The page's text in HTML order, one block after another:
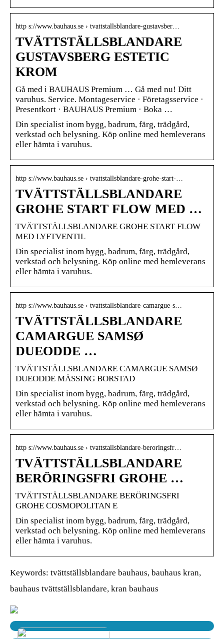
http s://www.bauhaus.se › tvattstallsblandare-gustavsber…
TVÄTTSTÄLLSBLANDARE
GUSTAVSBERG ESTETIC
KROM
Gå med i BAUHAUS Premium … Gå med nu! Ditt
varuhus. Service. Montageservice · Företagsservice ·
Presentkort · BAUHAUS Premium · Boka …
Din specialist inom bygg, badrum, färg, trädgård,
verkstad och belysning. Köp online med hemleverans
eller hämta i varuhus.
http s://www.bauhaus.se › tvattstallsblandare-grohe-start-…
TVÄTTSTÄLLSBLANDARE
GROHE START FLOW MED …
TVÄTTSTÄLLSBLANDARE GROHE START FLOW
MED LYFTVENTIL
Din specialist inom bygg, badrum, färg, trädgård,
verkstad och belysning. Köp online med hemleverans
eller hämta i varuhus.
http s://www.bauhaus.se › tvattstallsblandare-camargue-s…
TVÄTTSTÄLLSBLANDARE
CAMARGUE SAMSØ
DUEODDE …
TVÄTTSTÄLLSBLANDARE CAMARGUE SAMSØ
DUEODDE MÄSSING BORSTAD
Din specialist inom bygg, badrum, färg, trädgård,
verkstad och belysning. Köp online med hemleverans
eller hämta i varuhus.
http s://www.bauhaus.se › tvattstallsblandare-beroringsfr…
TVÄTTSTÄLLSBLANDARE
BERÖRINGSFRI GROHE …
TVÄTTSTÄLLSBLANDARE BERÖRINGSFRI
GROHE COSMOPOLITAN E
Din specialist inom bygg, badrum, färg, trädgård,
verkstad och belysning. Köp online med hemleverans
eller hämta i varuhus.
Keywords: tvättställsblandare bauhaus, bauhaus kran,
bauhaus tvättställsblandare, kran bauhaus